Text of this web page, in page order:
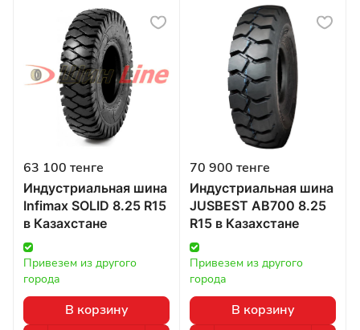
63 100 тенге
Индустриальная шина
Infimax SOLID 8.25 R15
в Казахстане
Привезем из другого
города
В корзину
70 900 тенге
Индустриальная шина
JUSBEST AB700 8.25
R15 в Казахстане
Привезем из другого
города
В корзину